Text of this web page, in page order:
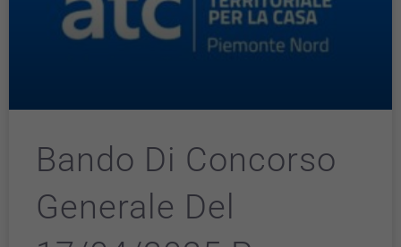
Bando Di Concorso
Generale Del